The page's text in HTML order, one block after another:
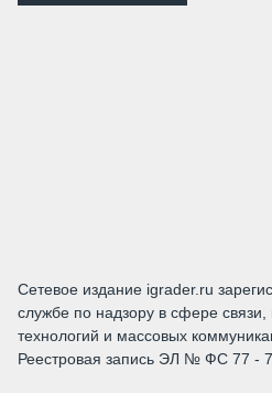
Сетевое издание igrader.ru
службе по надзору в сфере
технологий и массовых
Реестровая запись ЭЛ № ФС 77 -